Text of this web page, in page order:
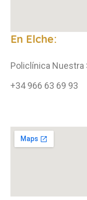
En Elche:
Policlínica Nuestra
+34 966 63 69 93